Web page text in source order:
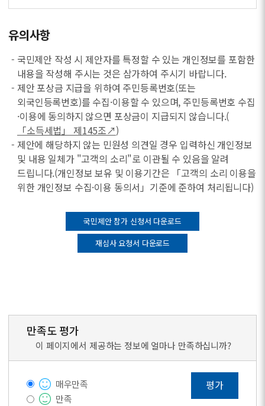
유의사항
- 국민제안 작성 시 제안자를 특정할 수 있는 개인정보를 포함한
내용을 작성해 주시는 것은 삼가하여 주시기 바랍니다.
- 제안 포상금 지급을 위하여 주민등록번호(또는
외국인등록번호)를 수집·이용할 수 있으며, 주민등록번호 수집
·이용에 동의하지 않으면 포상금이 지급되지 않습니다.(
「소득세법」 제145조↗)
- 제안에 해당하지 않는 민원성 의견일 경우 입력하신 개인정보
및 내용 일체가 "고객의 소리"로 이관될 수 있음을 알려
드립니다.(개인정보 보유 및 이용기간은 「고객의 소리 이용을
위한 개인정보 수집·이용 동의서」기준에 준하여 처리됩니다)
국민제안 참가 신청서 다운로드
재심사 요청서 다운로드
만족도 평가
이 페이지에서 제공하는 정보에 얼마나 만족하십니까?
매우만족
만족
평가